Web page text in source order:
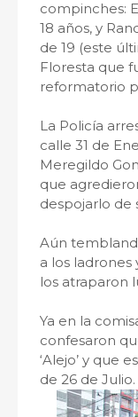
compinches:
18 años, y
de 19 (este
Floresta que
reformatorio
La Policía
calle 31 de
Meregildo
que
despojarlo de
Aún
a los
los atraparon
Ya en la
confesaron
‘Alejo’ y que
de 26 de Julio.